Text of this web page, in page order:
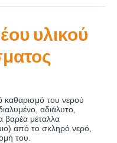
υλικού
καθαρισμό του νερού
αδιάλυτο,
βαρέα μέταλλα
από το σκληρό νερό,
του.